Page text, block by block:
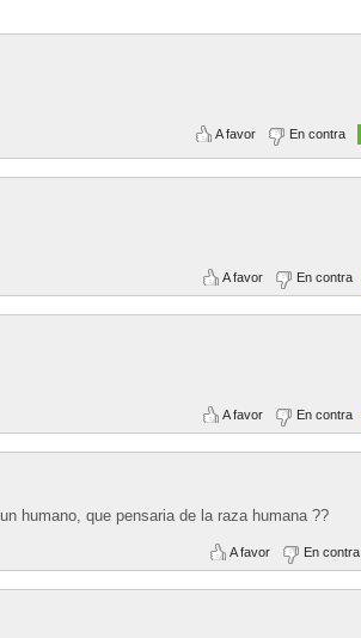
A favor En contra
A favor En contra
A favor En contra
humano, que pensaria de la raza humana ??
A favor En contra